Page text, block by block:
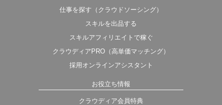
仕事を探す（クラウドソーシング）
スキルを出品する
スキルアフィリエイトで稼ぐ
クラウディアPRO（高単価マッチング）
採用オンラインアシスタント
お役立ち情報
クラウディア会員特典